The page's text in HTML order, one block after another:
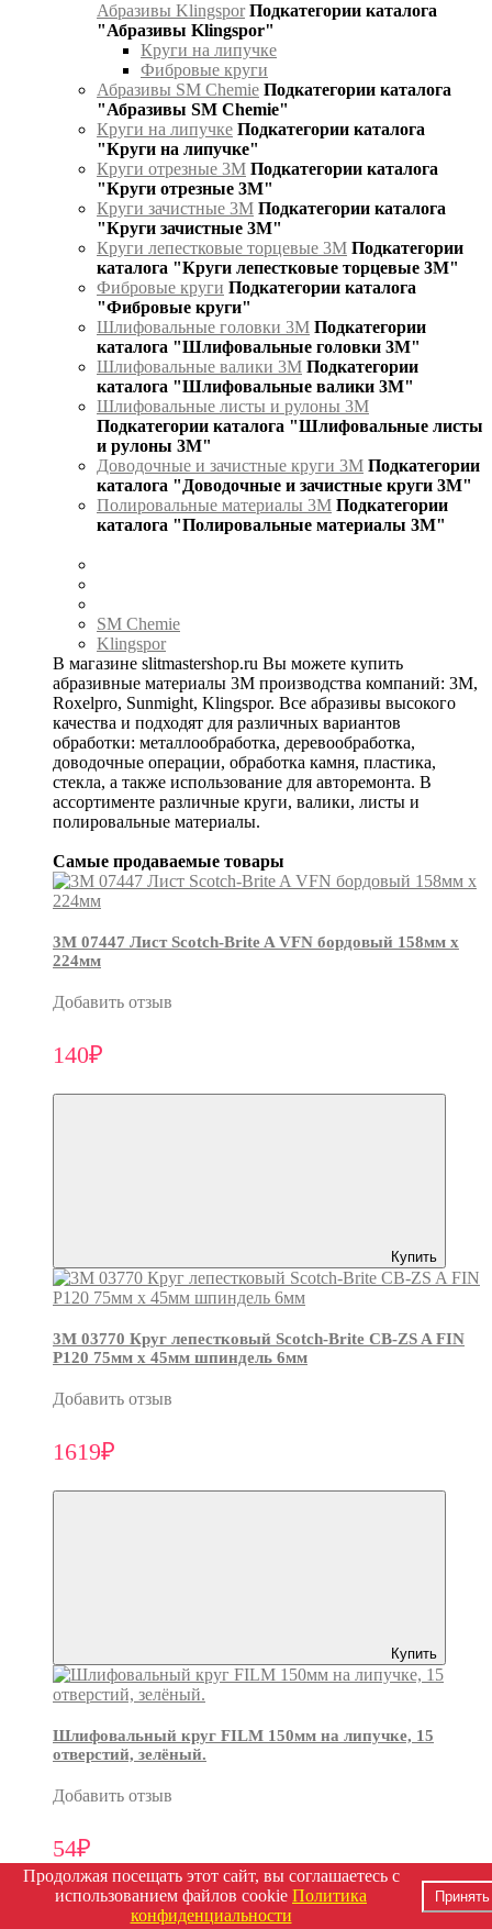
Абразивы Klingspor Подкатегории каталога
"Абразивы Klingspor"
Круги на липучке
Фибровые круги
Абразивы SM Chemie Подкатегории каталога
"Абразивы SM Chemie"
Круги на липучке Подкатегории каталога
"Круги на липучке"
Круги отрезные 3М Подкатегории каталога
"Круги отрезные 3М"
Круги зачистные 3М Подкатегории каталога
"Круги зачистные 3М"
Круги лепестковые торцевые 3М Подкатегории
каталога "Круги лепестковые торцевые 3М"
Фибровые круги Подкатегории каталога
"Фибровые круги"
Шлифовальные головки 3М Подкатегории
каталога "Шлифовальные головки 3М"
Шлифовальные валики 3М Подкатегории
каталога "Шлифовальные валики 3М"
Шлифовальные листы и рулоны 3М
Подкатегории каталога "Шлифовальные листы
и рулоны 3М"
Доводочные и зачистные круги 3М Подкатегории
каталога "Доводочные и зачистные круги 3М"
Полировальные материалы 3М Подкатегории
каталога "Полировальные материалы 3М"
SM Chemie
Klingspor
В магазине slitmastershop.ru Вы можете купить
абразивные материалы 3М производства компаний: 3М,
Roxelpro, Sunmight, Klingspor. Все абразивы высокого
качества и подходят для различных вариантов
обработки: металлообработка, деревообработка,
доводочные операции, обработка камня, пластика,
стекла, а также использование для авторемонта. В
ассортименте различные круги, валики, листы и
полировальные материалы.
Самые продаваемые товары
3М 07447 Лист Scotch-Brite A VFN бордовый 158мм х
224мм
Добавить отзыв
140₽
Купить
3М 03770 Круг лепестковый Scotch-Brite CB-ZS A FIN
P120 75мм х 45мм шпиндель 6мм
Добавить отзыв
1619₽
Купить
Шлифовальный круг FILM 150мм на липучке, 15
отверстий, зелёный.
Добавить отзыв
54₽
Продолжая посещать этот сайт, вы соглашаетесь с
использованием файлов cookie Политика
конфиденциальности
Принять